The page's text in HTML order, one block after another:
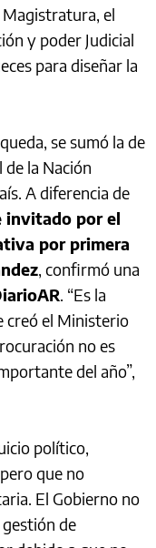
Magistratura, el
y poder Judicial
para diseñar la
se sumó la de
la Nación
A diferencia de
invitado por el
por primera
, confirmó una
. “Es la
creó el Ministerio
no es
del año”,
político,
que no
El Gobierno no
de